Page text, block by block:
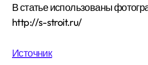
В статье использованы
http://s-stroit.ru/
Источник